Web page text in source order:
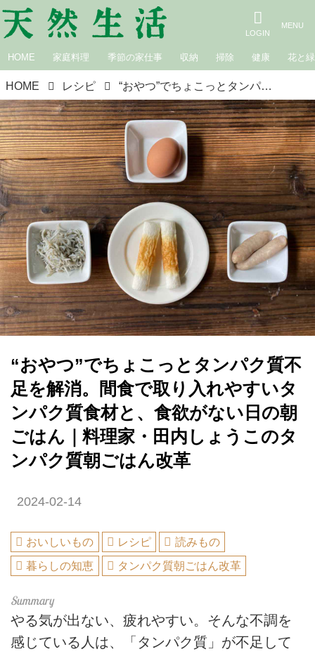
HOME 家庭料理 季節の家仕事 収納 掃除 健康 花と緑
HOME レシピ “おやつ”でちょこっとタンパク質不足を解消。間食で取り入れやすいタンパク質食材と、食欲がない日の朝ごはん｜料理家・田内しょうこのタンパク質朝ごはん改革
“おやつ”でちょこっとタンパク質不
足を解消。間食で取り入れやすいタ
ンパク質食材と、食欲がない日の朝
ごはん｜料理家・田内しょうこのタ
ンパク質朝ごはん改革
2024-02-14
おいしいもの レシピ
読みもの
暮らしの知恵
タンパク質朝ごはん改革
やる気が出ない、疲れやすい。そんな不調を
感じている人は、「タンパク質」が不足して